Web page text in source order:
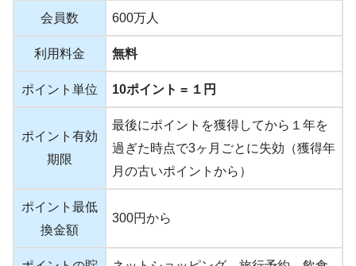
会員数 600万人
利用料金 無料
ポイント単位 10ポイント = １円
ポイント有効
期限
最後にポイントを獲得してから１年を
過ぎた時点で3ヶ月ごとに失効（獲得年
月の古いポイントから）
ポイント最低
換金額
300円から